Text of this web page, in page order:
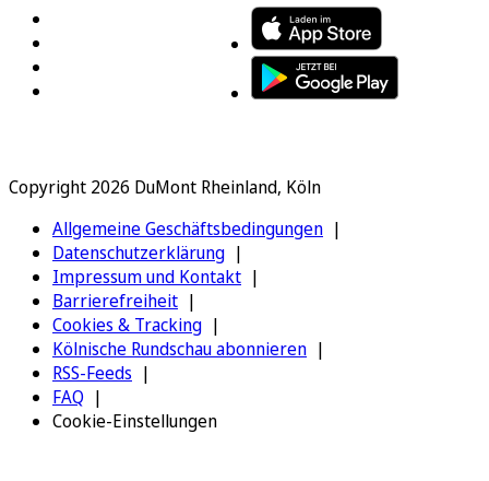
Copyright 2026 DuMont Rheinland, Köln
Allgemeine Geschäftsbedingungen
Datenschutzerklärung
Impressum und Kontakt
Barrierefreiheit
Cookies & Tracking
Kölnische Rundschau abonnieren
RSS-Feeds
FAQ
Cookie-Einstellungen